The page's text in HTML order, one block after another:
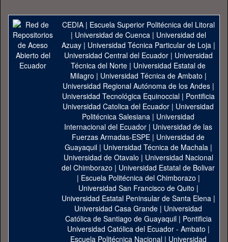
CEDIA| Escuela Superior Politécnica del Litoral
| Universidad de Cuenca| Universidad del
Azuay| Universidad Técnica Particular de Loja|
Universidad Central del Ecuador| Universidad
Técnica del Norte | Universidad Estatal de
Milagro | Universidad Técnica de Ambato |
Universidad Regional Autónoma de los Andes|
Universidad Tecnológica Equinoccial| Pontificia
Universidad Catolica del Ecuador | Universidad
Politécnica Salesiana | Universidad
Internacional del Ecuador | Universidad de las
Fuerzas Armadas-ESPE | Universidad de
Guayaquil| Universidad Técnica de Machala|
Universidad de Otavalo | Universidad Nacional
del Chimborazo | Universidad Estatal de Bolivar
| Escuela Politécnica del Chimborazo |
Universidad San Francisco de Quito |
Universidad Estatal Peninsular de Santa Elena|
Universidad Casa Grande | Universidad
Católica de Santiago de Guayaquil| Pontificia
Universidad Católica del Ecuador - Ambato |
Escuela Politécnica Nacional| Universidad